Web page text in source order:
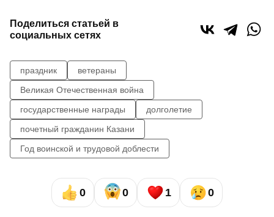
Поделиться статьей в
социальных сетях
праздник
ветераны
Великая Отечественная война
государственные награды
долголетие
почетный гражданин Казани
Год воинской и трудовой доблести
0 0 1 0